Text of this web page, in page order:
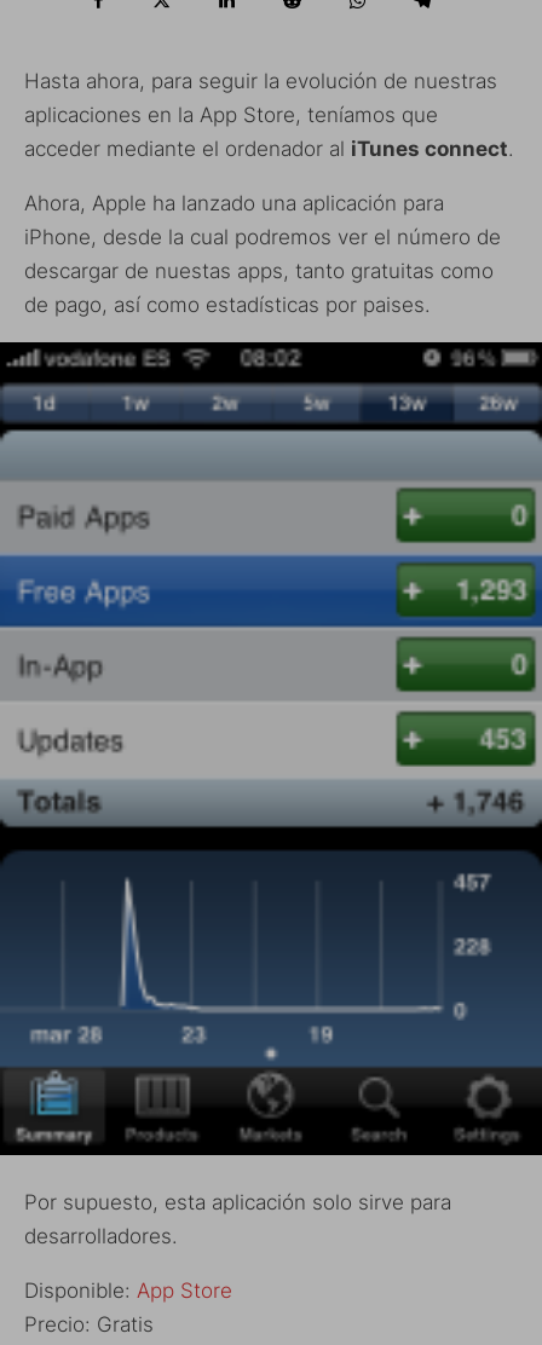
Hasta ahora, para seguir la evolución de nuestras
aplicaciones en la App Store, teníamos que
acceder mediante el ordenador al iTunes connect.
Ahora, Apple ha lanzado una aplicación para
iPhone, desde la cual podremos ver el número de
descargar de nuestas apps, tanto gratuitas como
de pago, así como estadísticas por paises.
Por supuesto, esta aplicación solo sirve para
desarrolladores.
Disponible: App Store
Precio: Gratis